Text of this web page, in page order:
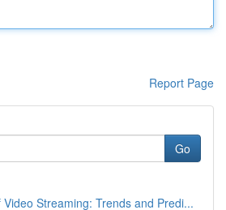
Report Page
Go
Streaming: Trends and Predi...